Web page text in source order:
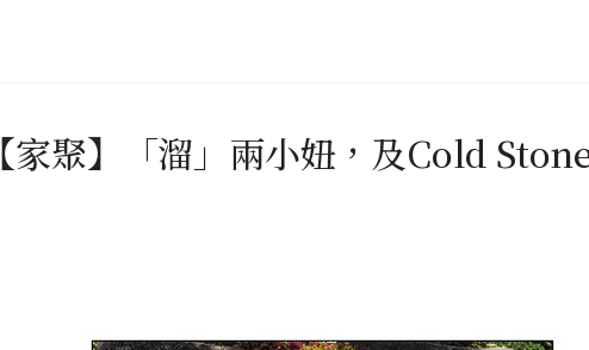
【家聚】「溜」兩小妞，及Cold